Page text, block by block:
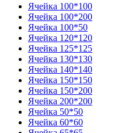
Ячейка 100*100
Ячейка 100*200
Ячейка 100*50
Ячейка 120*120
Ячейка 125*125
Ячейка 130*130
Ячейка 140*140
Ячейка 150*150
Ячейка 150*200
Ячейка 200*200
Ячейка 50*50
Ячейка 60*60